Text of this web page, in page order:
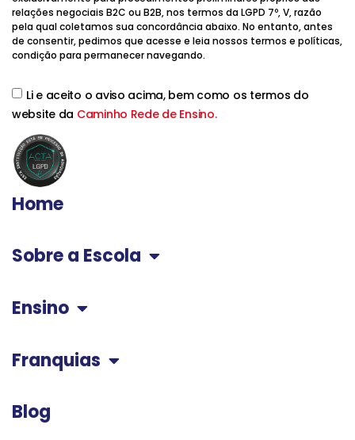
relações negociais B2C ou B2B, nos termos da LGPD 7º, V, razão
pela qual coletamos sua concordância abaixo. No entanto, antes
de consentir, pedimos que acesse e leia nossos termos e políticas,
condição para permanecer navegando.
Li e aceito o aviso acima, bem como os termos do
website da Caminho Rede de Ensino.
Home
Sobre a Escola
Ensino
Franquias
Blog